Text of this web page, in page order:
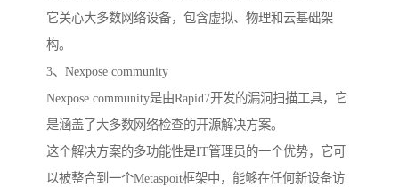
它关心大多数网络设备，包含虚拟、物理和云基础架
构。
3、Nexpose community
Nexpose community是由Rapid7开发的漏洞扫描工具，它
是涵盖了大多数网络检查的开源解决方案。
这个解决方案的多功能性是IT管理员的一个优势，它可
以被整合到一个Metaspoit框架中，能够在任何新设备访